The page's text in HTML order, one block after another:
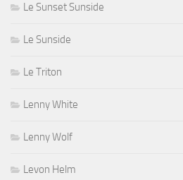
Le Sunset Sunside
Le Sunside
Le Triton
Lenny White
Lenny Wolf
Levon Helm